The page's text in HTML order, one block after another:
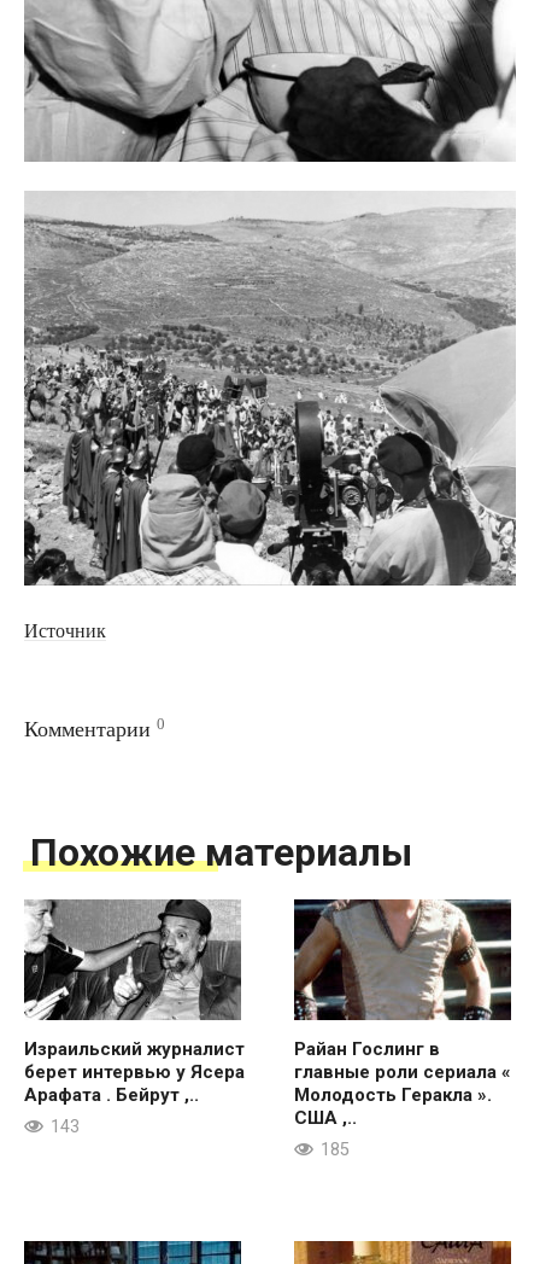
Источник
Комментарии 0
Похожие материалы
Израильский журналист
берет интервью у Ясера
Арафата . Бейрут ,..
143
Райан Гослинг в
главные роли сериала «
Молодость Геракла ».
США ,..
185